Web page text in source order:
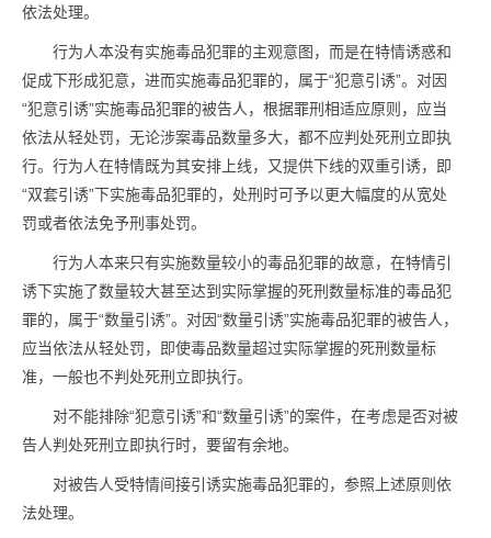
依法处理。
行为人本没有实施毒品犯罪的主观意图，而是在特情诱惑和
促成下形成犯意，进而实施毒品犯罪的，属于“犯意引诱”。对因
“犯意引诱”实施毒品犯罪的被告人，根据罪刑相适应原则，应当
依法从轻处罚，无论涉案毒品数量多大，都不应判处死刑立即执
行。行为人在特情既为其安排上线，又提供下线的双重引诱，即
“双套引诱”下实施毒品犯罪的，处刑时可予以更大幅度的从宽处
罚或者依法免予刑事处罚。
行为人本来只有实施数量较小的毒品犯罪的故意，在特情引
诱下实施了数量较大甚至达到实际掌握的死刑数量标准的毒品犯
罪的，属于“数量引诱”。对因“数量引诱”实施毒品犯罪的被告人，
应当依法从轻处罚，即使毒品数量超过实际掌握的死刑数量标
准，一般也不判处死刑立即执行。
对不能排除“犯意引诱”和“数量引诱”的案件，在考虑是否对被
告人判处死刑立即执行时，要留有余地。
对被告人受特情间接引诱实施毒品犯罪的，参照上述原则依
法处理。